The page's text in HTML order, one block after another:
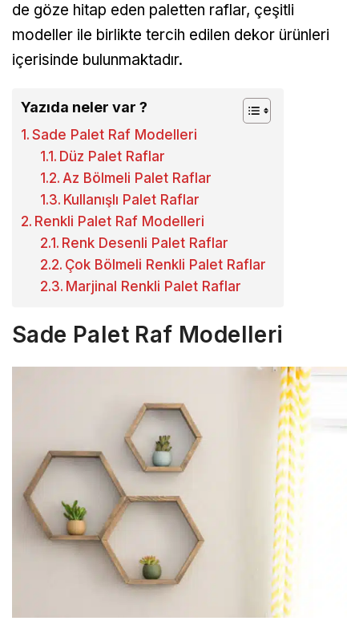
de göze hitap eden paletten raflar, çeşitli
modeller ile birlikte tercih edilen dekor ürünleri
içerisinde bulunmaktadır.
Yazıda neler var ?
Sade Palet Raf Modelleri
Düz Palet Raflar
Az Bölmeli Palet Raflar
Kullanışlı Palet Raflar
Renkli Palet Raf Modelleri
Renk Desenli Palet Raflar
Çok Bölmeli Renkli Palet Raflar
Marjinal Renkli Palet Raflar
Sade Palet Raf Modelleri